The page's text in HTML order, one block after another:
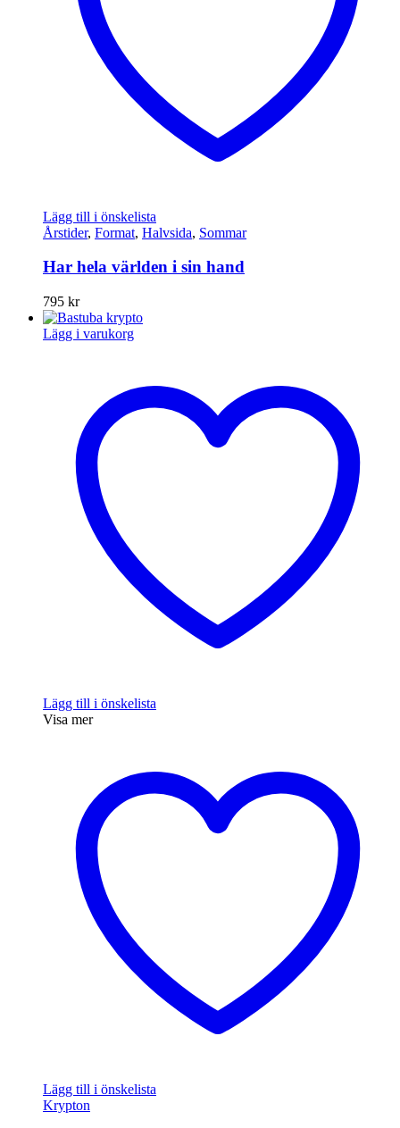
Lägg till i önskelista
Årstider, Format, Halvsida, Sommar
Har hela världen i sin hand
795 kr
Lägg i varukorg
Lägg till i önskelista
Visa mer
Lägg till i önskelista
Krypton